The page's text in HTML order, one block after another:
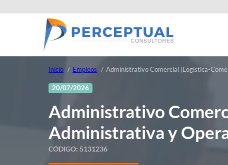
Inicio Empleos Administrativo Comercial (Logística-
20/07/2026
Administrativo
Administrativa y
CÓDIGO: 5131236